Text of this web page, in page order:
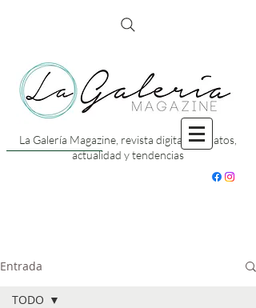
La Galería Magazine, revista digital con datos,
actualidad y tendencias
Entrada
TODO